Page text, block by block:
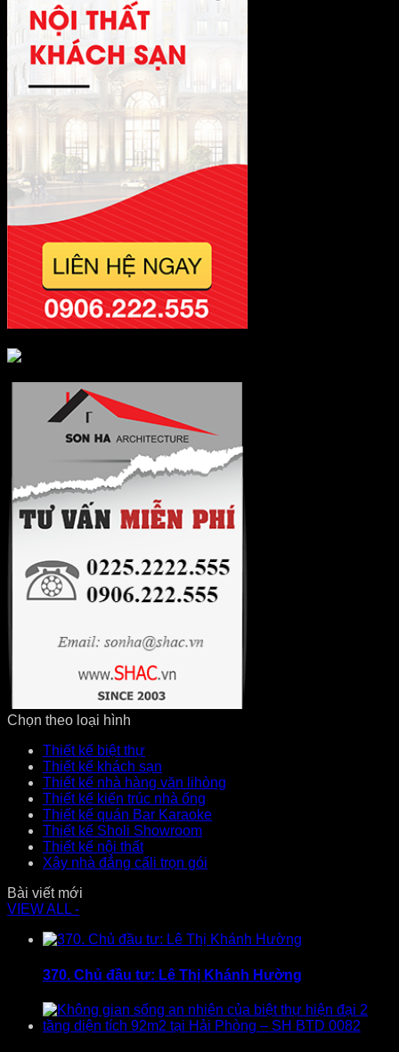
Chọn theo loại hình
Thiết kế biệt thự
Thiết kế khách sạn
Thiết kế nhà hàng văn lihòng
Thiết kế kiến trúc nhà ống
Thiết kế quán Bar Karaoke
Thiết kế Sholi Showroom
Thiết kế nội thất
Xây nhà đẳng cấli trọn gói
Bài viết mới
VIEW ALL -
370. Chủ đầu tư: Lê Thị Khánh Hường